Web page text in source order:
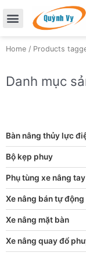
Home / Products
Danh mục
Bàn nâng thủy lực
Bộ kẹp phuy
Phụ tùng xe nâng tay
Xe nâng bán tự động
Xe nâng mặt bàn
Xe nâng quay đổ